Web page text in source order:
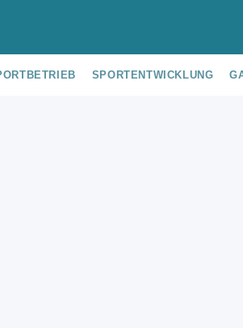
SPORTENTWICKLUNG